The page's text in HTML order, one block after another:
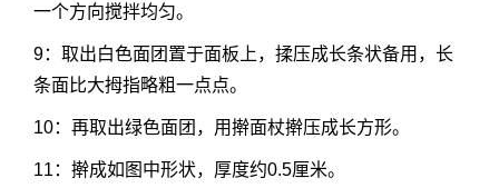
一个方向搅拌均匀。
9：取出白色面团置于面板上，揉压成长条状备用，长
条面比大拇指略粗一点点。
10：再取出绿色面团，用擀面杖擀压成长方形。
11：擀成如图中形状，厚度约0.5厘米。